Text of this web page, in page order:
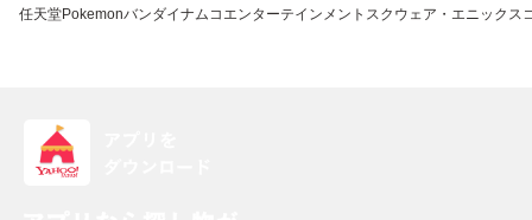
任天堂Pokemonバンダイナムコエンターテインメント スクウェア・エニックス